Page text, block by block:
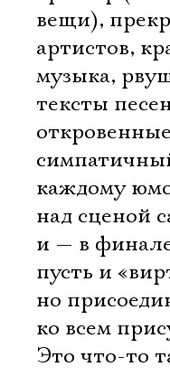
вещи),
артистов,
музыка,
тексты
каждому
над сценой
и — в
пусть и
но
ко всем
Это что-то